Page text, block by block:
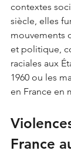
contextes
siècle, elles
mouvements
et politique,
raciales aux
1960 ou les
en France en
France